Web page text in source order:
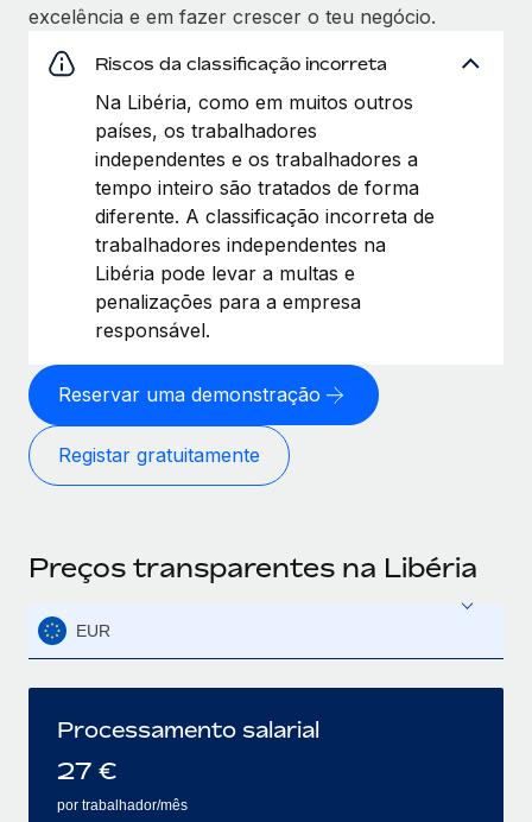
excelência e em fazer crescer o teu negócio.
Riscos da classificação incorreta
Na Libéria, como em muitos outros
países, os trabalhadores
independentes e os trabalhadores a
tempo inteiro são tratados de forma
diferente. A classificação incorreta de
trabalhadores independentes na
Libéria pode levar a multas e
penalizações para a empresa
responsável.
Reservar uma demonstração
Registar gratuitamente
Preços transparentes na Libéria
EUR
Processamento salarial
27 €
por trabalhador/mês